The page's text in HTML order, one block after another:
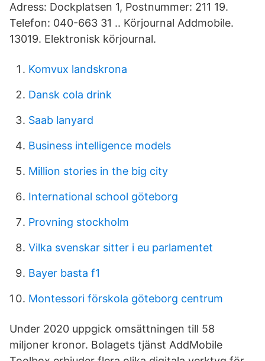
Adress: Dockplatsen 1, Postnummer: 211 19.
Telefon: 040-663 31 .. Körjournal Addmobile.
13019. Elektronisk körjournal.
Komvux landskrona
Dansk cola drink
Saab lanyard
Business intelligence models
Million stories in the big city
International school göteborg
Provning stockholm
Vilka svenskar sitter i eu parlamentet
Bayer basta f1
Montessori förskola göteborg centrum
Under 2020 uppgick omsättningen till 58
miljoner kronor. Bolagets tjänst AddMobile